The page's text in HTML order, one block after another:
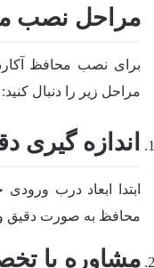
مراحل نصب
برای نصب محافظ
مراحل زیر را دنبال کنید:
اندازه گیری
ابتدا ابعاد درب
محافظ به صورت دقیق
مشاوره با